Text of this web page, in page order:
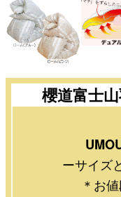
櫻道富士
ーサイズ
＊お